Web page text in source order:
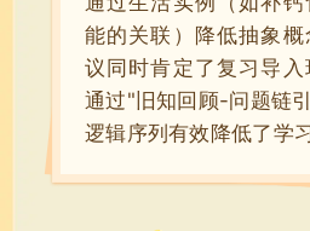
能的关联）降低抽象
议同时肯定了复习导
通过"旧知回顾-问题链
逻辑序列有效降低了学